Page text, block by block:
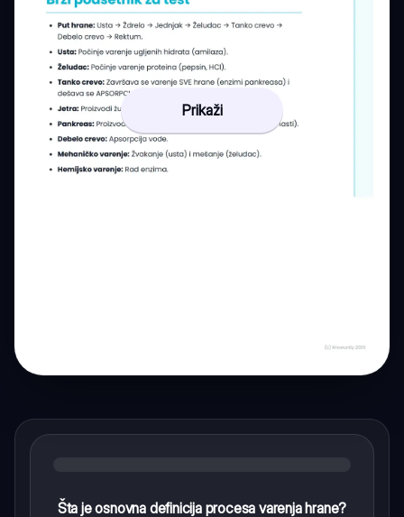
Prikaži
Šta je osnovna definicija procesa varenja hrane?